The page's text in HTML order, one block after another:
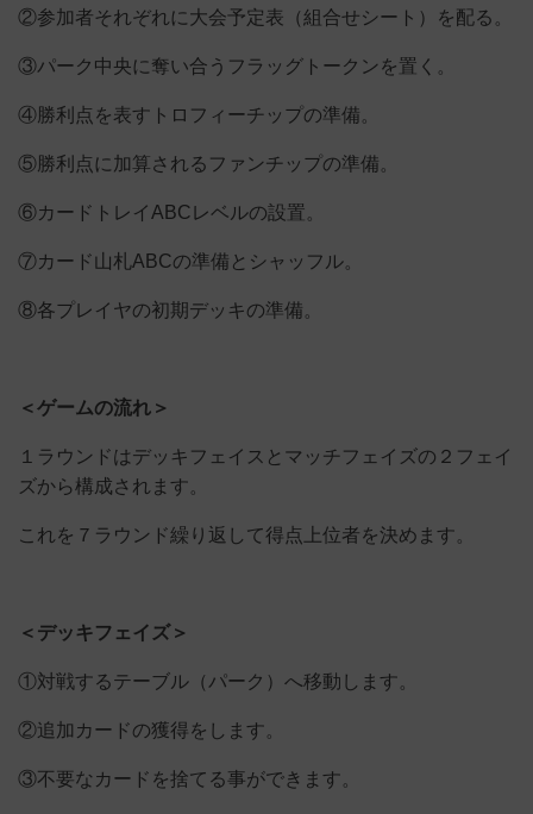
②参加者それぞれに大会予定表（組合せシート）を配る。
③パーク中央に奪い合うフラッグトークンを置く。
④勝利点を表すトロフィーチップの準備。
⑤勝利点に加算されるファンチップの準備。
⑥カードトレイABCレベルの設置。
⑦カード山札ABCの準備とシャッフル。
⑧各プレイヤの初期デッキの準備。
＜ゲームの流れ＞
１ラウンドはデッキフェイスとマッチフェイズの２フェイ
ズから構成されます。
これを７ラウンド繰り返して得点上位者を決めます。
＜デッキフェイズ＞
①対戦するテーブル（パーク）へ移動します。
②追加カードの獲得をします。
③不要なカードを捨てる事ができます。